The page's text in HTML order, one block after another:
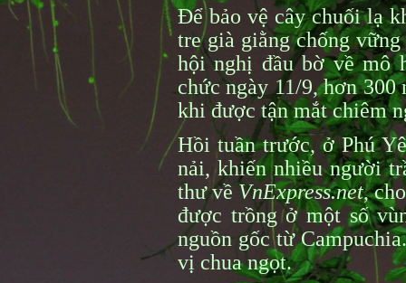
Để bảo vệ cây chuối lạ
tre già giằng chống
hội nghị đầu bờ về mô
chức ngày 11/9, hơn
khi được tận mắt chiêm
Hồi tuần trước, ở Phú
nải, khiến nhiều người
thư vềVnExpress.net,
được trồng ở một số
nguồn gốc từ
vị chua ngọt.